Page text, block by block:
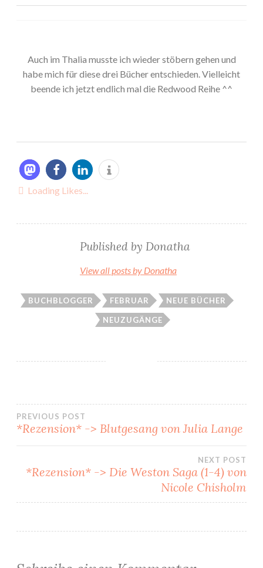
Auch im Thalia musste ich wieder stöbern gehen und
habe mich für diese drei Bücher entschieden. Vielleicht
beende ich jetzt endlich mal die Redwood Reihe ^^
Loading Likes...
Published by Donatha
View all posts by Donatha
BUCHBLOGGER FEBRUAR NEUE BÜCHER
NEUZUGÄNGE
Beitragsnavigation
PREVIOUS POST
*Rezension* -> Blutgesang von Julia Lange
NEXT POST
*Rezension* -> Die Weston Saga (1-4) von
Nicole Chisholm